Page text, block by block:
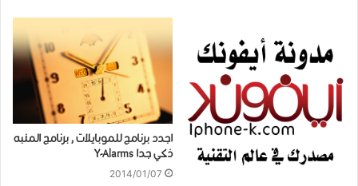
اجدد برنامج للموبايلات , برنامج المنبه
ذكي جدا Y-Alarms
2014/01/07